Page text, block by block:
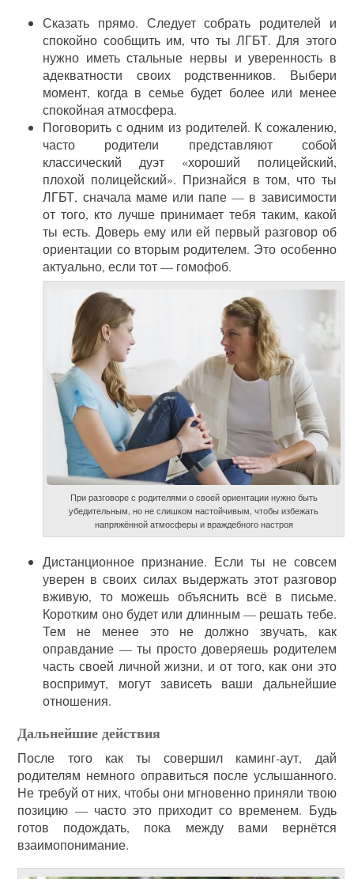
Сказать прямо. Следует собрать родителей и
спокойно сообщить им, что ты ЛГБТ. Для этого
нужно иметь стальные нервы и уверенность в
адекватности своих родственников. Выбери
момент, когда в семье будет более или менее
спокойная атмосфера.
Поговорить с одним из родителей. К сожалению,
часто родители представляют собой
классический дуэт «хороший полицейский,
плохой полицейский». Признайся в том, что ты
ЛГБТ, сначала маме или папе — в зависимости
от того, кто лучше принимает тебя таким, какой
ты есть. Доверь ему или ей первый разговор об
ориентации со вторым родителем. Это особенно
актуально, если тот — гомофоб.
При разговоре с родителями о своей ориентации нужно быть
убедительным, но не слишком настойчивым, чтобы избежать
напряжённой атмосферы и враждебного настроя
Дистанционное признание. Если ты не совсем
уверен в своих силах выдержать этот разговор
вживую, то можешь объяснить всё в письме.
Коротким оно будет или длинным — решать тебе.
Тем не менее это не должно звучать, как
оправдание — ты просто доверяешь родителем
часть своей личной жизни, и от того, как они это
воспримут, могут зависеть ваши дальнейшие
отношения.
Дальнейшие действия
После того как ты совершил каминг-аут, дай
родителям немного оправиться после услышанного.
Не требуй от них, чтобы они мгновенно приняли твою
позицию — часто это приходит со временем. Будь
готов подождать, пока между вами вернётся
взаимопонимание.